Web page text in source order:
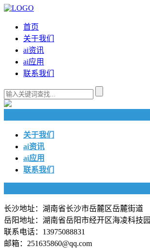
首页
关于我们
ai资讯
ai应用
联系我们
关于我们
ai资讯
ai应用
联系我们
长沙地址：湖南省长沙市岳麓区岳麓街道
岳阳地址：湖南省岳阳市经开区海凌科技园
联系电话：13975088831
邮箱：251635860@qq.com